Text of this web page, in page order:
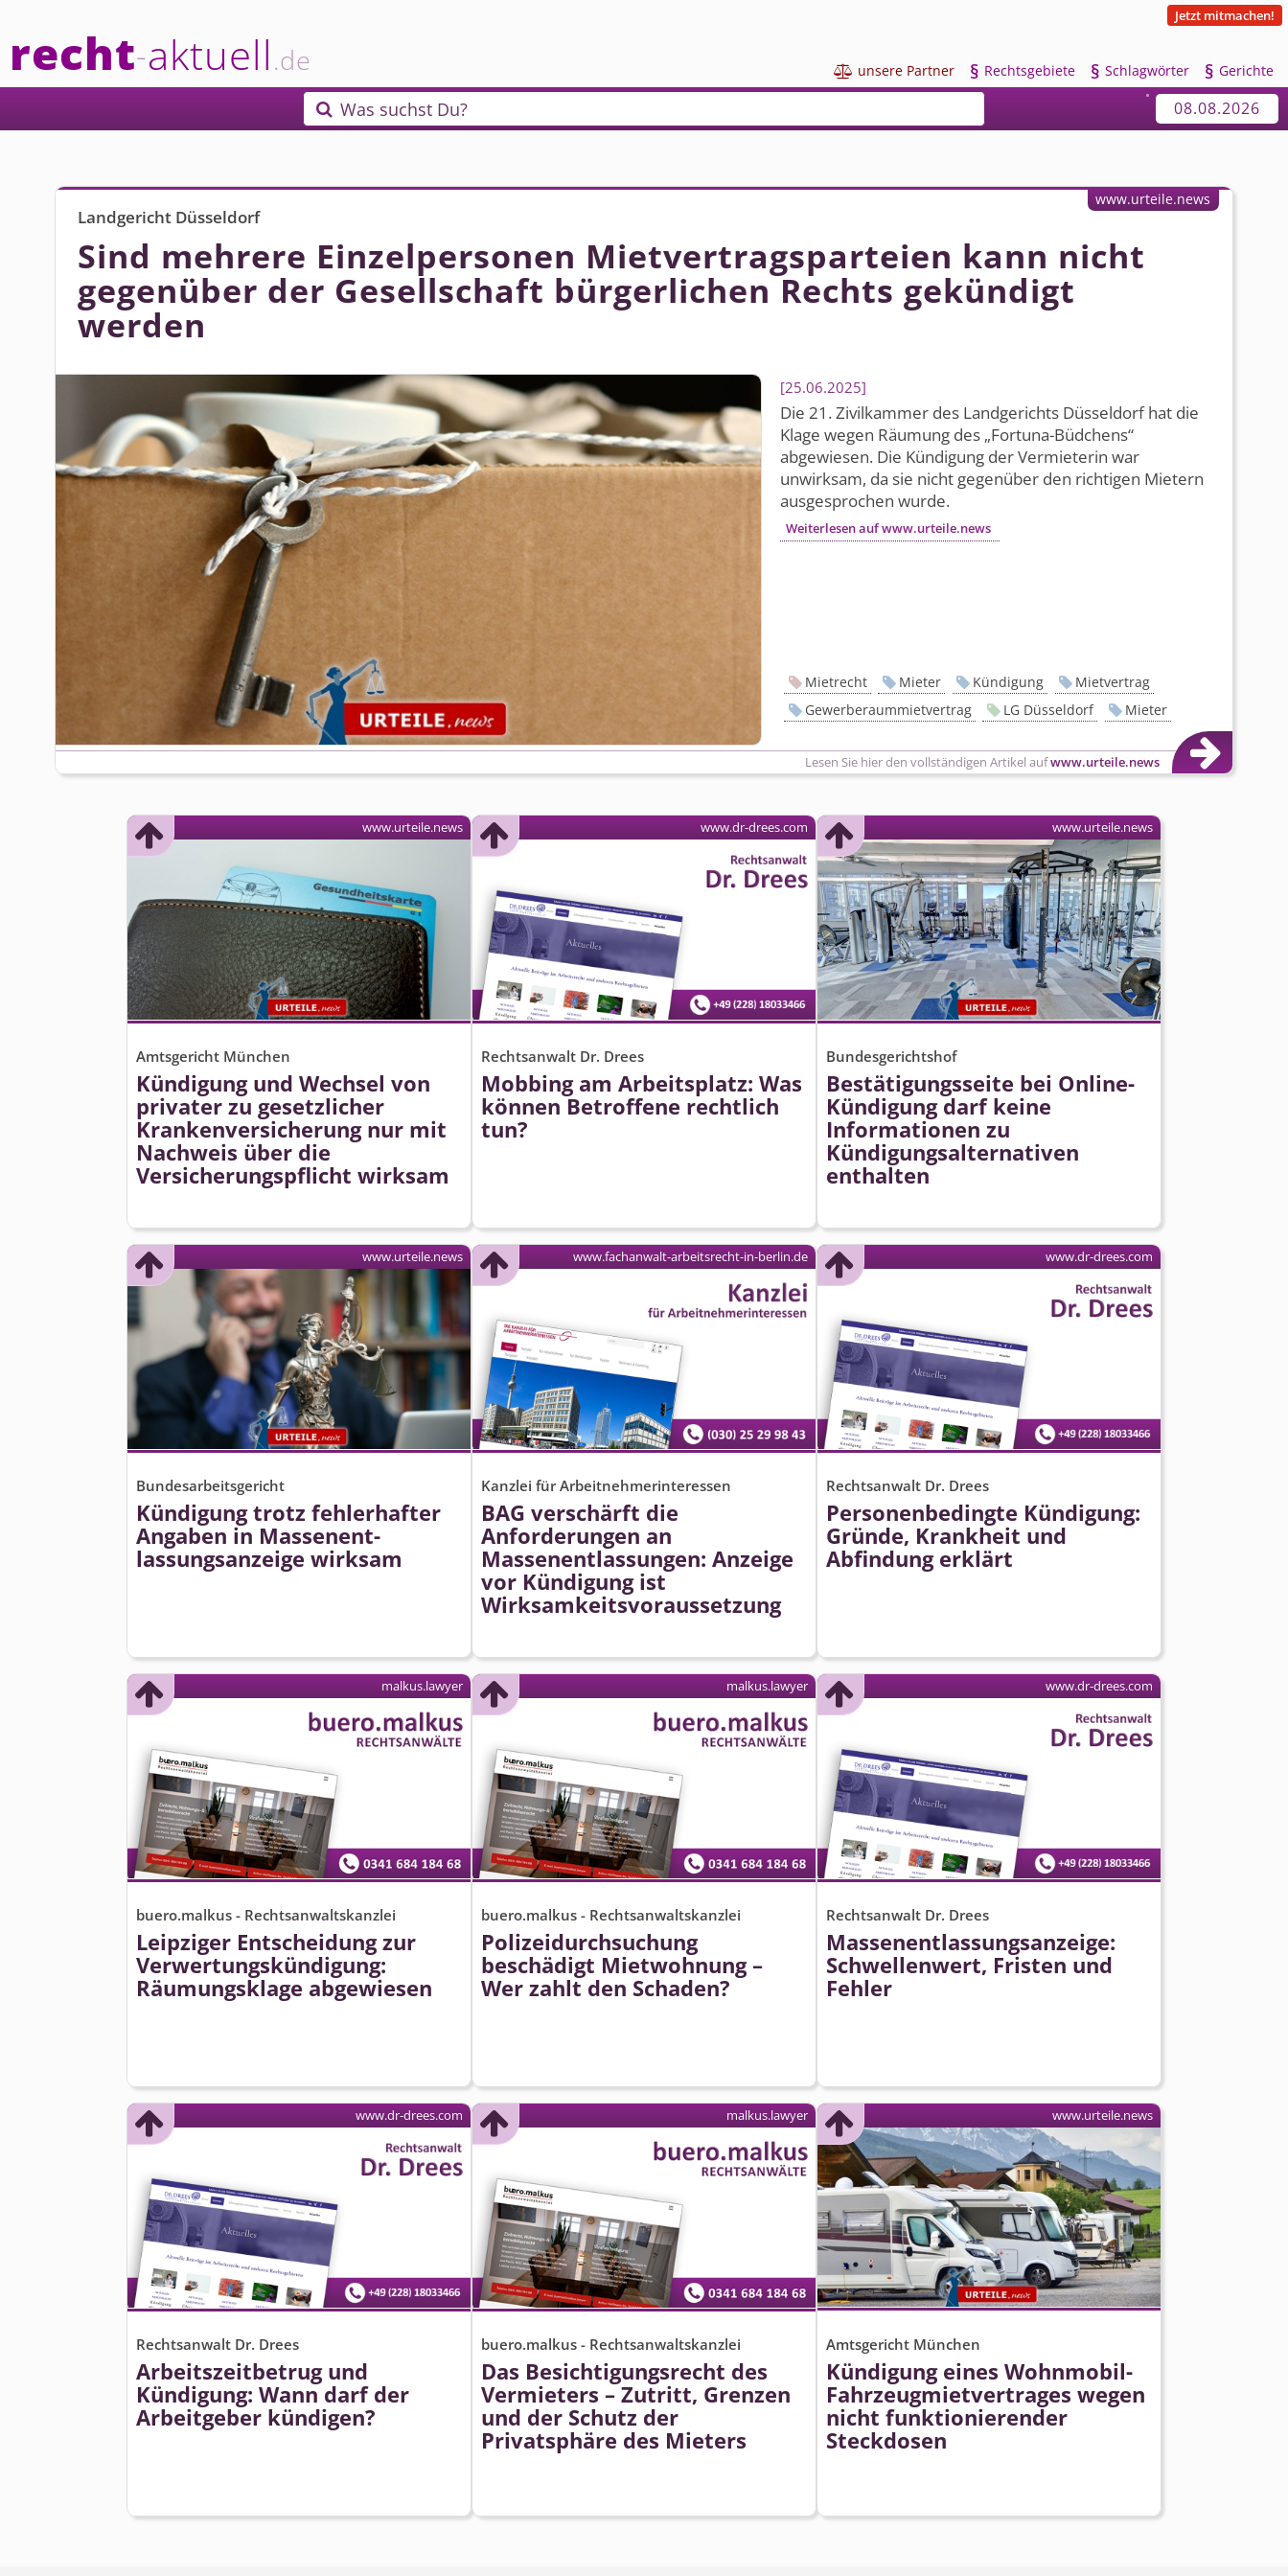
recht-aktuell.de
Jetzt mitmachen!
 unsere Partner § Rechtsgebiete § Schlagwörter § Gerichte
 Was suchst Du? 08.08.2026
Landgericht Düsseldorf
Sind mehrere Einzelpersonen Mietvertrags­parteien kann nicht
gegenüber der Gesellschaft bürgerlichen Rechts gekündigt
werden
25.06.2025
Die 21. Zivilkammer des Landgerichts Düsseldorf hat die
Klage wegen Räumung des „Fortuna-Büdchens“
abgewiesen. Die Kündigung der Vermieterin war
unwirksam, da sie nicht gegenüber den richtigen Mietern
ausgesprochen wurde.
Weiterlesen auf www.urteile.news
Lesen Sie hier den vollständigen Artikel aufwww.urteile.news
www.urteile.news
Mietrecht Mieter Kündigung
Mietvertrag
Gewerberaummietvertrag
LG Düsseldorf Mieter
Amtsgericht München
Kündigung und Wechsel von
privater zu gesetzlicher
Krankenversicherung nur mit
Nachweis über die
Versicherungs­pflicht wirksam
www.urteile.news
Rechtsanwalt Dr. Drees
Mobbing am Arbeitsplatz: Was
können Betroffene rechtlich
tun?
www.dr-drees.com
Bundesgerichtshof
Bestätigungsseite bei Online-
Kündigung darf keine
Informationen zu
Kündigungsal­ternativen
enthalten
www.urteile.news
Bundesarbeitsgericht
Kündigung trotz fehlerhafter
Angaben in Massenent­
lassungsanzeige wirksam
www.urteile.news
Kanzlei für Arbeitnehmerinteressen
BAG verschärft die
Anforderungen an
Massenentlassungen: Anzeige
vor Kündigung ist
Wirksamkeits­voraussetzung
www.fachanwalt-arbeitsrecht-in-berlin.de
Rechtsanwalt Dr. Drees
Personenbedingte Kündigung:
Gründe, Krankheit und
Abfindung erklärt
www.dr-drees.com
buero.malkus - Rechtsanwaltskanzlei
Leipziger Entscheidung zur
Verwertungs­kündigung:
Räumungsklage abgewiesen
malkus.lawyer
buero.malkus - Rechtsanwaltskanzlei
Polizeidurchsuchung
beschädigt Mietwohnung –
Wer zahlt den Schaden?
malkus.lawyer
Rechtsanwalt Dr. Drees
Massenent­lassungsanzeige:
Schwellenwert, Fristen und
Fehler
www.dr-drees.com
Rechtsanwalt Dr. Drees
Arbeitszeitbetrug und
Kündigung: Wann darf der
Arbeitgeber kündigen?
www.dr-drees.com
buero.malkus - Rechtsanwaltskanzlei
Das Besichtigungsrecht des
Vermieters – Zutritt, Grenzen
und der Schutz der
Privatsphäre des Mieters
malkus.lawyer
Amtsgericht München
Kündigung eines Wohnmobil-
Fahrzeugmiet­vertrages wegen
nicht funktionierender
Steckdosen
www.urteile.news